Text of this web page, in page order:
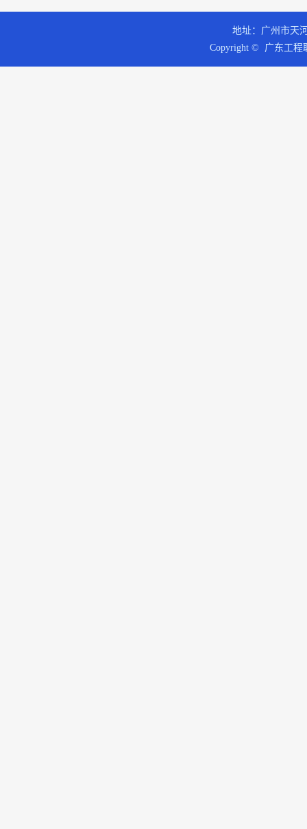
地址：广州市天
Copyright © 广东工程